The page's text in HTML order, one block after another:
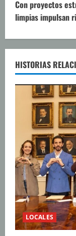
u
e
l
e
y
d
o
Con proyectos
limpias impulsan
HISTORIAS
LOCALES